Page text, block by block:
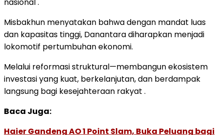
Misbakhun menyatakan bahwa dengan mandat luas
dan kapasitas tinggi, Danantara diharapkan menjadi
lokomotif pertumbuhan ekonomi.
Melalui reformasi struktural—membangun ekosistem
investasi yang kuat, berkelanjutan, dan berdampak
langsung bagi kesejahteraan rakyat .
Baca Juga:
Haier Gandeng AO 1 Point Slam, Buka Peluang bagi